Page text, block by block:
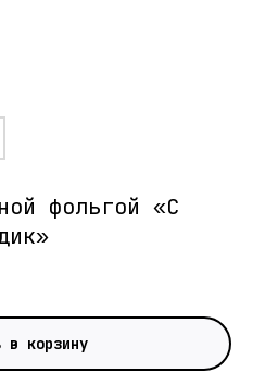
фольгой «С
в корзину